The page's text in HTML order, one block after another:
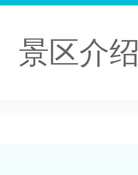
景区介绍